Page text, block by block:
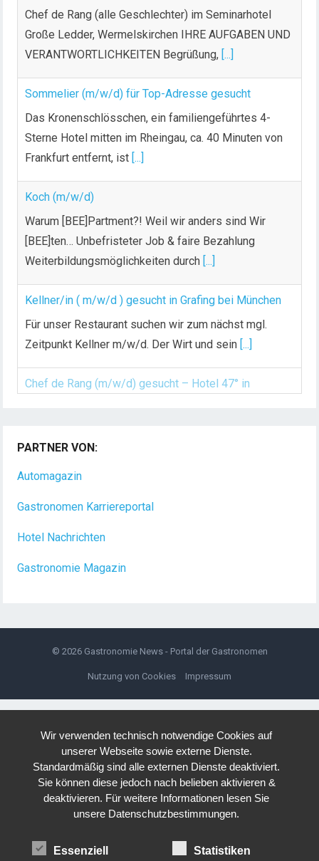
Chef de Rang (alle Geschlechter) im Seminarhotel
Große Ledder, Wermelskirchen IHRE AUFGABEN UND
VERANTWORTLICHKEITEN Begrüßung, [...]
Sommelier (m/w/d) für Top-Adresse gesucht
Das Kronenschlösschen, ein familiengeführtes 4-
Sterne Hotel mitten im Rheingau, ca. 40 Minuten von
Frankfurt entfernt, ist [...]
Koch (m/w/d)
Warum [BEE]Partment?! Weil wir anders sind Wir
[BEE]ten… Unbefristeter Job & faire Bezahlung
Weiterbildungsmöglichkeiten durch [...]
Kellner/in ( m/w/d ) gesucht in Grafing bei München
Für unser Restaurant suchen wir zum nächst mgl.
Zeitpunkt Kellner m/w/d. Der Wirt und sein [...]
Chef de Rang (m/w/d) gesucht – Hotel 47° in
(m/w/d) Du bist Gastgeber aus Leidenschaft und
Wir verwenden technisch notwendige Cookies auf
unserer Webseite sowie externe Dienste.
Standardmäßig sind alle externen Dienste deaktiviert.
Sie können diese jedoch nach belieben aktivieren &
deaktivieren. Für weitere Informationen lesen Sie
unsere Datenschutzbestimmungen.
Essenziell Statistiken